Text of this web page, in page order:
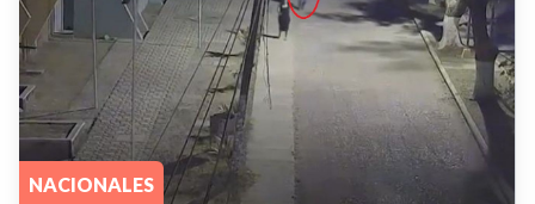
NACIONALES